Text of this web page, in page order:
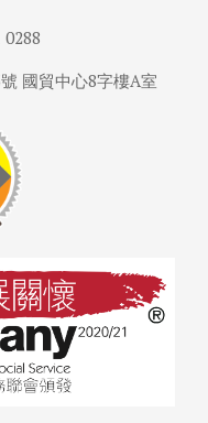
0288
國貿中心8字樓A室